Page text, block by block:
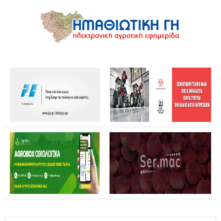
Θανάσης Καββαδάς: Θωρακίζεται όλη η χώρα απέναντι